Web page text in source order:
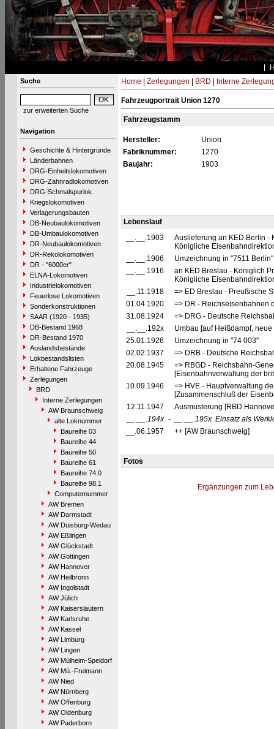
Suche
zur erweiterten Suche
Navigation
Geschichte & Hintergründe
Länderbahnen
DRG-Einheitslokomotiven
DRG-Zahnradlokomotiven
DRG-Schmalspurlok.
Kriegslokomotiven
Verlagerungsbauten
DB-Neubaulokomotiven
DB-Umbaulokomotiven
DR-Neubaulokomotiven
DR-Rekolokomotiven
DR - "6000er"
ELNA-Lokomotiven
Industrielokomotiven
Feuerlose Lokomotiven
Sonderkonstruktionen
SAAR (1920 - 1935)
DB-Bestand 1968
DR-Bestand 1970
Auslandsbestände
Lokbestandslisten
Erhaltene Fahrzeuge
Zerlegungen
BRD
Interne Zerlegungen
AW Braunschweig
alte Loknummer
Baureihe 03
Baureihe 44
Baureihe 50
Baureihe 61
Baureihe 74.0
Baureihe 98.1
Computernummer
AW Bremen
AW Darmstadt
AW Duisburg-Wedau
AW Eßlingen
AW Glückstadt
AW Göttingen
AW Hannover
AW Heilbronn
AW Ingolstadt
AW Jülich
AW Kaiserslautern
AW Karlsruhe
AW Kassel
AW Limburg
AW Lingen
AW Mülheim-Speldorf
AW Mü.-Freimann
AW Nied
AW Nürnberg
AW Offenburg
AW Oldenburg
AW Paderborn
Home Zerlegungen BRD Interne
Fahrzeugportrait Union 1270
Fahrzeugstamm
Hersteller:
Union
Fabriknummer:
1270
Baujahr:
1903
Lebenslauf
__.__.1903
Auslieferung an KED Berlin -
Königliche
__.__.1906
Umzeichnung in "7511
__.__.1916
an KED Breslau - Königlich
Königliche
__.11.1918
=> ED Breslau - Preußische
01.04.1920
=> DR - Reichseisenbahnen
31.08.1924
=> DRG - Deutsche
__.__.192x
Umbau [auf Heißdampf,
25.01.1926
Umzeichnung in "74 003"
02.02.1937
=> DRB - Deutsche
20.08.1945
=> RBGD - Reichsbahn-
[Eisenbahnverwaltung der
10.09.1946
=> HVE - Hauptverwaltung
[Zusammenschluß der
12.11.1947
Ausmusterung [RBD
__.__.194x - __.__.195x Einsatz als
__.06.1957
++ [AW Braunschweig]
Fotos
Ergänzungen zum